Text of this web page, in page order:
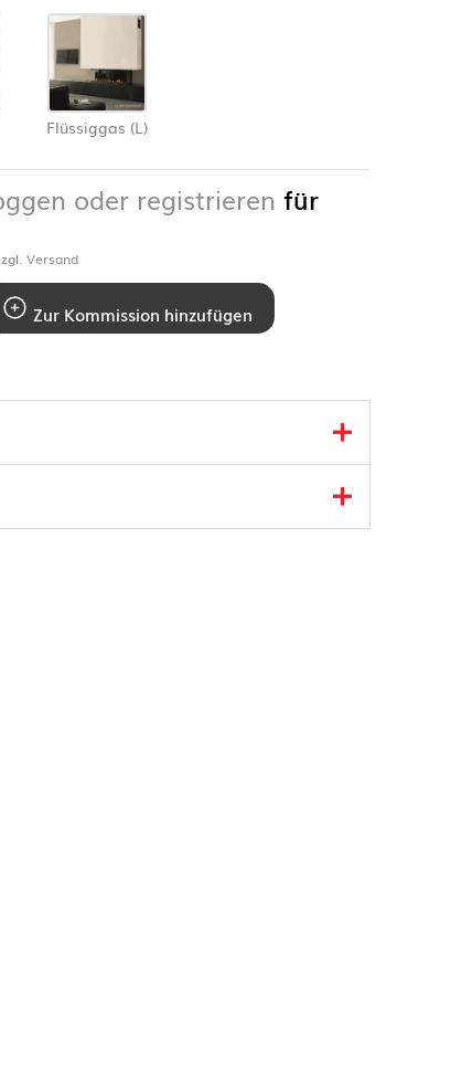
Flüssiggas (L)
oder registrieren für
Versand
Zur Kommission hinzufügen